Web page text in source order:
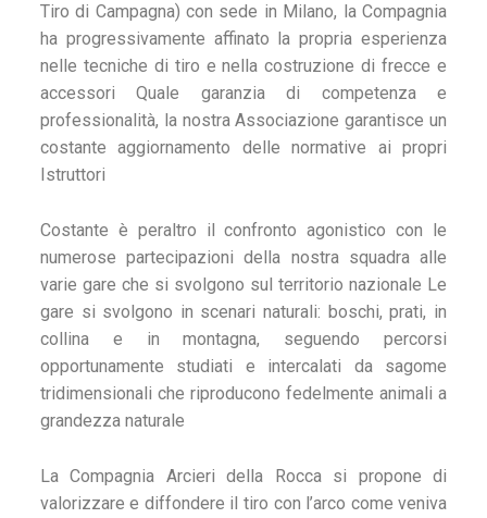
Tiro di Campagna) con sede in Milano, la Compagnia
ha progressivamente affinato la propria esperienza
nelle tecniche di tiro e nella costruzione di frecce e
accessori Quale garanzia di competenza e
professionalità, la nostra Associazione garantisce un
costante aggiornamento delle normative ai propri
Istruttori
Costante è peraltro il confronto agonistico con le
numerose partecipazioni della nostra squadra alle
varie gare che si svolgono sul territorio nazionale Le
gare si svolgono in scenari naturali: boschi, prati, in
collina e in montagna, seguendo percorsi
opportunamente studiati e intercalati da sagome
tridimensionali che riproducono fedelmente animali a
grandezza naturale
La Compagnia Arcieri della Rocca si propone di
valorizzare e diffondere il tiro con l’arco come veniva